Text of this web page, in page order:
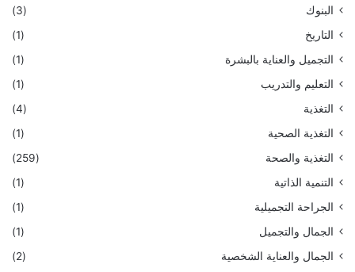
البنوك
(3)
التاريخ
(1)
التجميل والعناية بالبشرة
(1)
التعليم والتدريب
(1)
التغذية
(4)
التغذية الصحية
(1)
التغذية والصحة
(259)
التنمية الذاتية
(1)
الجراحة التجميلية
(1)
الجمال والتجميل
(1)
الجمال والعناية الشخصية
(2)